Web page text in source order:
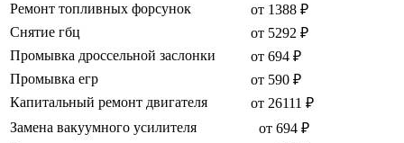
Ремонт топливных форсунок
от 1388 ₽
Снятие гбц
от 5292 ₽
Промывка дроссельной заслонки
от 694 ₽
Промывка егр
от 590 ₽
Капитальный ремонт двигателя
от 26111 ₽
Замена вакуумного усилителя
от 694 ₽